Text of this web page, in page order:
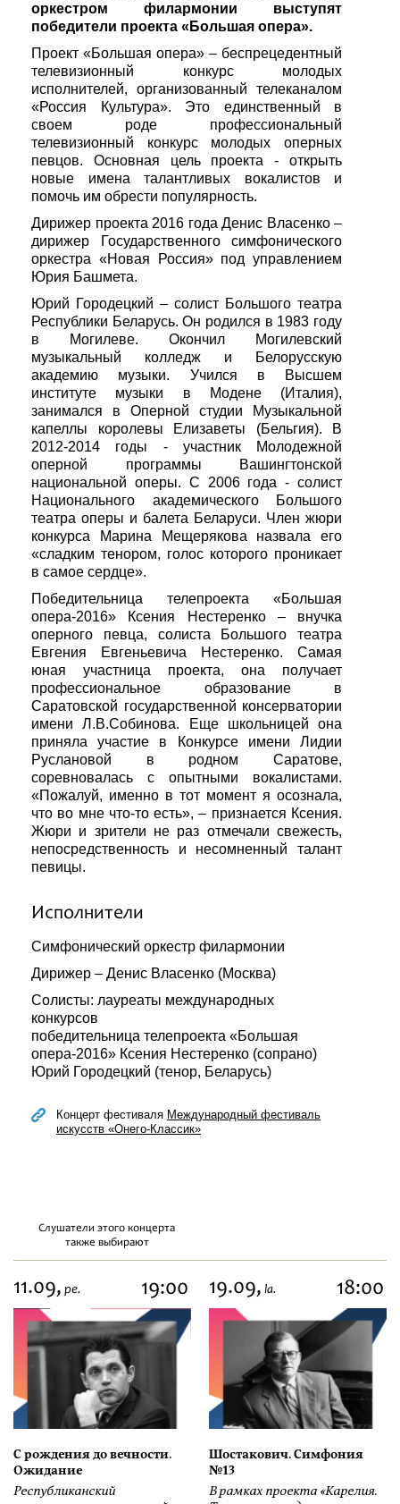
оркестром филармонии выступят
победители проекта «Большая опера».
Проект «Большая опера» – беспрецедентный
телевизионный конкурс молодых
исполнителей, организованный телеканалом
«Россия Культура». Это единственный в
своем роде профессиональный
телевизионный конкурс молодых оперных
певцов. Основная цель проекта - открыть
новые имена талантливых вокалистов и
помочь им обрести популярность.
Дирижер проекта 2016 года Денис Власенко –
дирижер Государственного симфонического
оркестра «Новая Россия» под управлением
Юрия Башмета.
Юрий Городецкий – солист Большого театра
Республики Беларусь. Он родился в 1983 году
в Могилеве. Окончил Могилевский
музыкальный колледж и Белорусскую
академию музыки. Учился в Высшем
институте музыки в Модене (Италия),
занимался в Оперной студии Музыкальной
капеллы королевы Елизаветы (Бельгия). В
2012-2014 годы - участник Молодежной
оперной программы Вашингтонской
национальной оперы. С 2006 года - солист
Национального академического Большого
театра оперы и балета Беларуси. Член жюри
конкурса Марина Мещерякова назвала его
«сладким тенором, голос которого проникает
в самое сердце».
Победительница телепроекта «Большая
опера-2016» Ксения Нестеренко – внучка
оперного певца, солиста Большого театра
Евгения Евгеньевича Нестеренко. Самая
юная участница проекта, она получает
профессиональное образование в
Саратовской государственной консерватории
имени Л.В.Собинова. Еще школьницей она
приняла участие в Конкурсе имени Лидии
Руслановой в родном Саратове,
соревновалась с опытными вокалистами.
«Пожалуй, именно в тот момент я осознала,
что во мне что-то есть», – признается Ксения.
Жюри и зрители не раз отмечали свежесть,
непосредственность и несомненный талант
певицы.
Исполнители
Симфонический оркестр филармонии
Дирижер – Денис Власенко (Москва)
Солисты: лауреаты международных
конкурсов
победительница телепроекта «Большая
опера-2016» Ксения Нестеренко (сопрано)
Юрий Городецкий (тенор, Беларусь)
Концерт фестиваля Международный фестиваль
искусств «Онего-Классик»
Слушатели этого концерта
также выбирают
11.09, pe. 19:00
С рождения до вечности.
Ожидание
Республиканский
19.09, la. 18:00
Шостакович. Симфония
№13
В рамках проекта «Карелия.